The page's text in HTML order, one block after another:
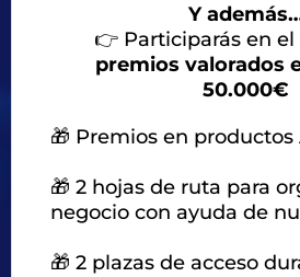
Y
👉 Participarás en el
premios valorados
50.000€
🎁 Premios en productos
🎁 2 hojas de ruta para
negocio con ayuda de
🎁 2 plazas de acceso